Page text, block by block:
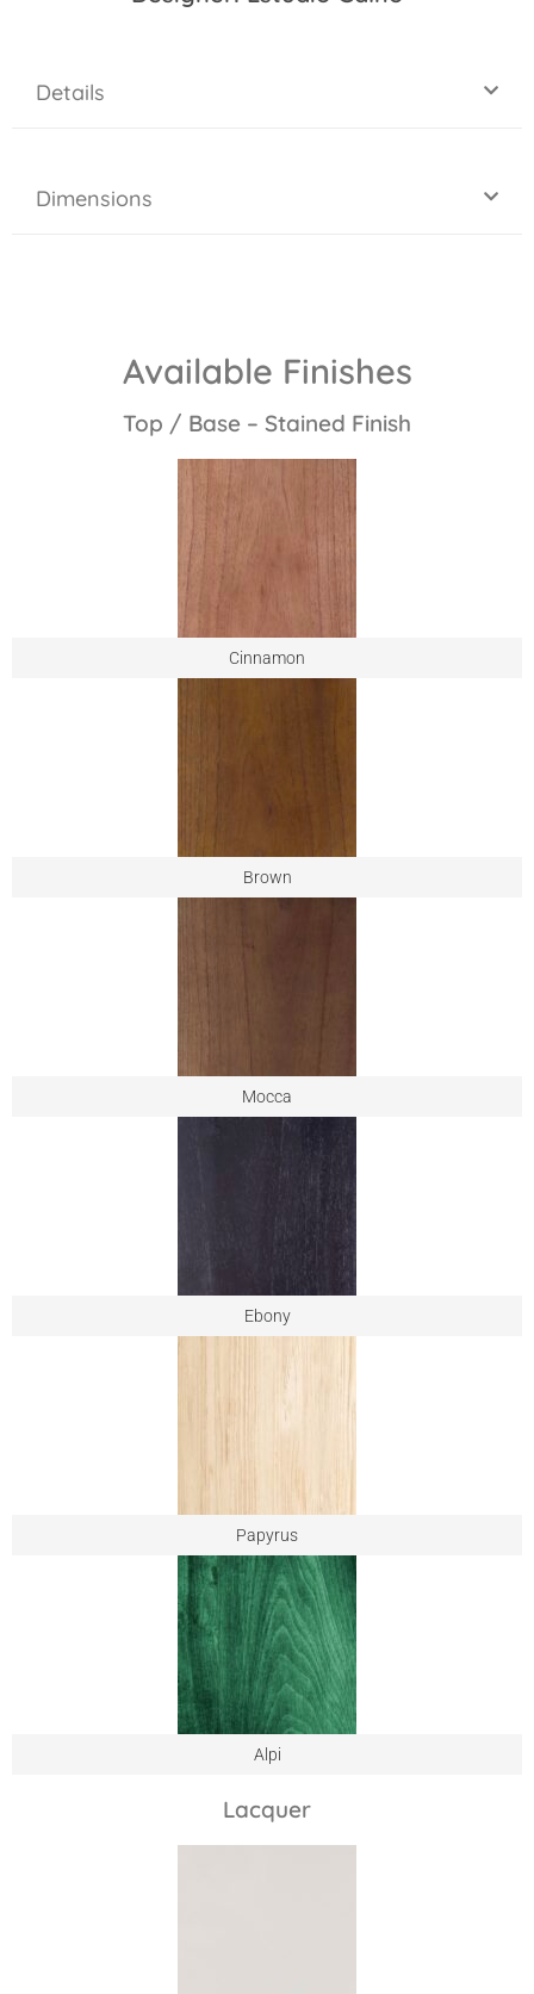
Details
Dimensions
Available Finishes
Top / Base – Stained Finish
Cinnamon
Brown
Mocca
Ebony
Papyrus
Alpi
Lacquer